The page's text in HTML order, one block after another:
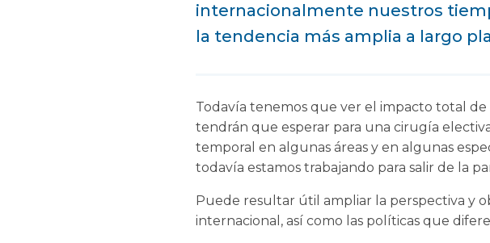
internacionalmente nuestros
la tendencia más amplia a largo
Todavía tenemos que ver el impacto total de
tendrán que esperar para una cirugía
temporal en algunas áreas y en algunas
todavía estamos trabajando para salir de la
Puede resultar útil ampliar la perspectiva y
internacional, así como las políticas que